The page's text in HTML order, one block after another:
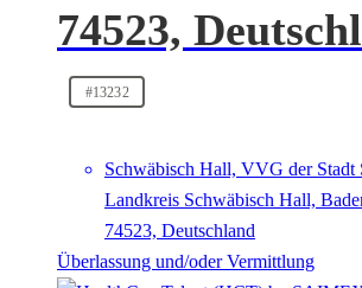
74523,
#13232
Schwäbisch Hall, VVG der Stadt
Landkreis Schwäbisch Hall,
74523, Deutschland
Überlassung und/oder Vermittlung